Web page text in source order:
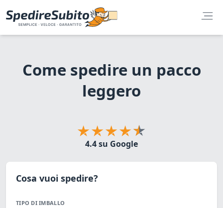
Come spedire un pacco
leggero
4.4 su Google
Cosa vuoi spedire?
TIPO DI IMBALLO